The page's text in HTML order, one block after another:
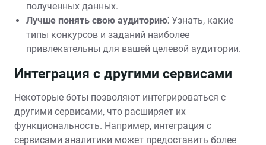
полученных данных.
Лучше понять свою аудиторию⁚ Узнать, какие
типы конкурсов и заданий наиболее
привлекательны для вашей целевой аудитории.
Интеграция с другими сервисами
Некоторые боты позволяют интегрироваться с
другими сервисами, что расширяет их
функциональность. Например, интеграция с
сервисами аналитики может предоставить более